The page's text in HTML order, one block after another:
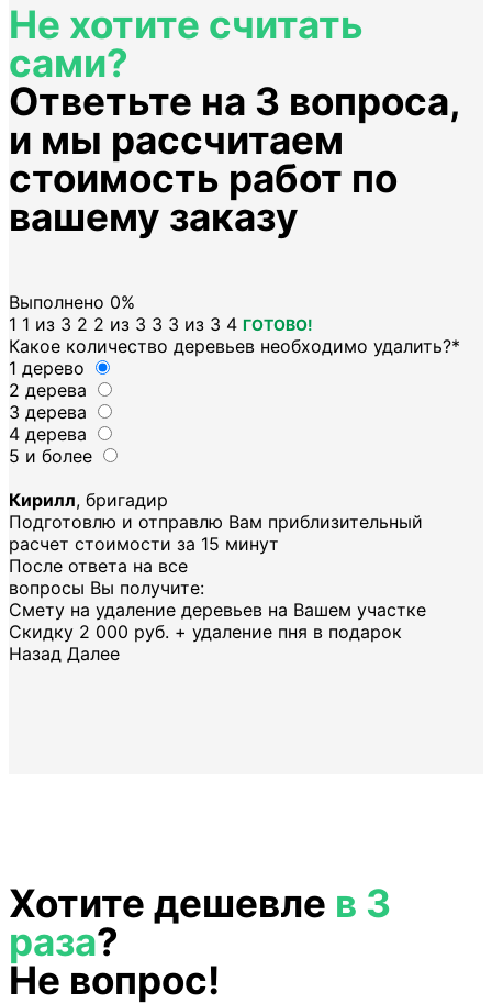
Не хотите считать
сами?
Ответьте на 3 вопроса,
и мы рассчитаем
стоимость работ по
вашему заказу
Выполнено 0%
1 1 из 3 2 2 из 3 3 3 из 3 4 ГОТОВО!
Какое количество деревьев необходимо удалить?*
1 дерево
2 дерева
3 дерева
4 дерева
5 и более
Кирилл, бригадир
Подготовлю и отправлю Вам приблизительный
расчет стоимости за 15 минут
После ответа на все
вопросы Вы получите:
Смету на удаление деревьев на Вашем участке
Скидку 2 000 руб. + удаление пня в подарок
Назад Далее
Хотите дешевле в 3
раза?
Не вопрос!